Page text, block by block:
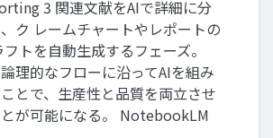
3 関連文献をAIで詳細に分
ク レームチャートやレポートの
フトを自動生成するフェーズ。
理的なフローに沿ってAIを組み
とで、生産性と品質を両立させ
が可能になる。 NotebookLM